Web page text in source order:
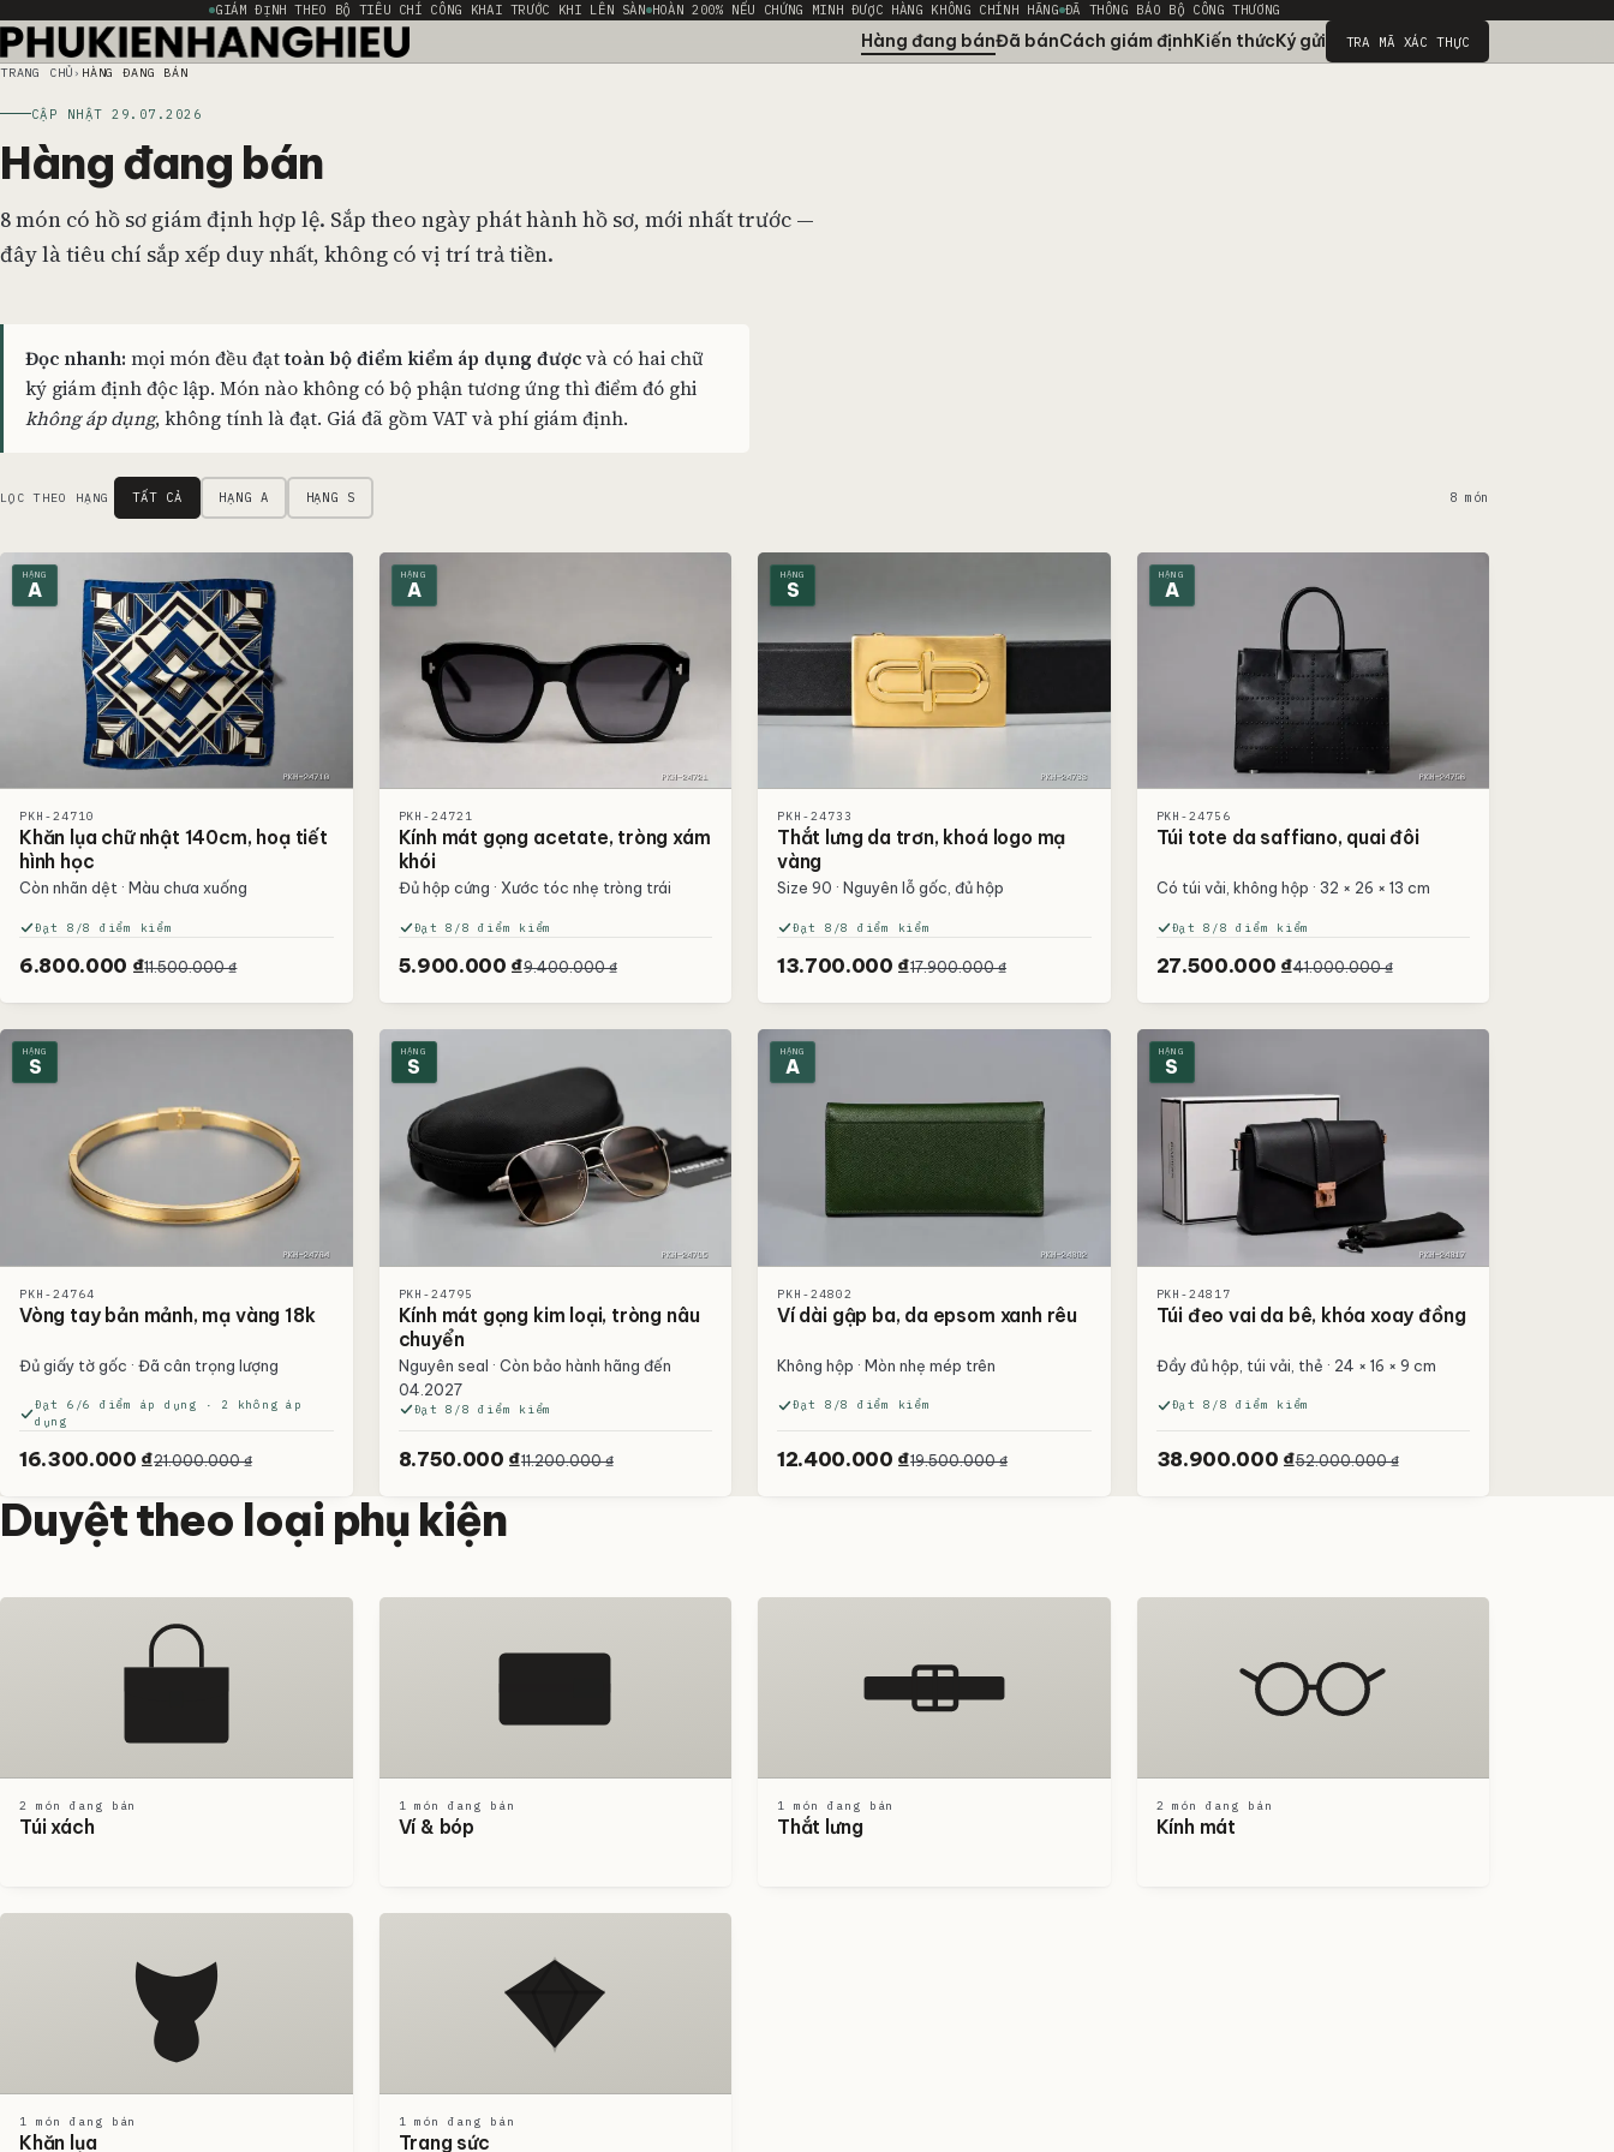
GIÁM ĐỊNH THEO BỘ TIÊU CHÍ CÔNG KHAI TRƯỚC KHI LÊN SÀN HOÀN 200% NẾU CHỨNG MINH ĐƯỢC HÀNG KHÔNG CHÍNH HÃNG ĐÃ THÔNG BÁO BỘ CÔNG THƯƠNG
Hàng đang bánĐã bánCách giám địnhKiến thứcKý gửi TRA MÃ XÁC THỰC
TRANG CHỦ HÀNG ĐANG BÁN
CẬP NHẬT 29.07.2026
Hàng đang bán
8 món có hồ sơ giám định hợp lệ. Sắp theo ngày phát hành hồ sơ, mới nhất trước —
đây là tiêu chí sắp xếp duy nhất, không có vị trí trả tiền.
Đọc nhanh: mọi món đều đạttoàn bộ điểm kiểm áp dụng đượcvà có hai chữ
ký giám định độc lập. Món nào không có bộ phận tương ứng thì điểm đó ghi
không áp dụng, không tính là đạt. Giá đã gồm VAT và phí giám định.
Danh sách sản phẩm
LỌC THEO HẠNG TẤT CẢ HẠNG A HẠNG S 8 món
HẠNG
A
PKH-24710
Khăn lụa chữ nhật 140cm, hoạ tiết
hình học
Còn nhãn dệt · Màu chưa xuống
Đạt 8/8 điểm kiểm
6.800.000 ₫11.500.000 ₫
HẠNG
A
PKH-24721
Kính mát gọng acetate, tròng xám
khói
Đủ hộp cứng · Xước tóc nhẹ tròng trái
Đạt 8/8 điểm kiểm
5.900.000 ₫9.400.000 ₫
HẠNG
S
PKH-24733
Thắt lưng da trơn, khoá logo mạ
vàng
Size 90 · Nguyên lỗ gốc, đủ hộp
Đạt 8/8 điểm kiểm
13.700.000 ₫17.900.000 ₫
HẠNG
A
PKH-24756
Túi tote da saffiano, quai đôi
Có túi vải, không hộp · 32 × 26 × 13 cm
Đạt 8/8 điểm kiểm
27.500.000 ₫41.000.000 ₫
HẠNG
S
PKH-24764
Vòng tay bản mảnh, mạ vàng 18k
Đủ giấy tờ gốc · Đã cân trọng lượng
Đạt 6/6 điểm áp dụng · 2 không áp
dụng
16.300.000 ₫21.000.000 ₫
HẠNG
S
PKH-24795
Kính mát gọng kim loại, tròng nâu
chuyển
Nguyên seal · Còn bảo hành hãng đến
04.2027
Đạt 8/8 điểm kiểm
8.750.000 ₫11.200.000 ₫
HẠNG
A
PKH-24802
Ví dài gập ba, da epsom xanh rêu
Không hộp · Mòn nhẹ mép trên
Đạt 8/8 điểm kiểm
12.400.000 ₫19.500.000 ₫
HẠNG
S
PKH-24817
Túi đeo vai da bê, khóa xoay đồng
Đầy đủ hộp, túi vải, thẻ · 24 × 16 × 9 cm
Đạt 8/8 điểm kiểm
38.900.000 ₫52.000.000 ₫
Duyệt theo loại phụ kiện
2 món đang bán
Túi xách
1 món đang bán
Ví & bóp
1 món đang bán
Thắt lưng
2 món đang bán
Kính mát
1 món đang bán
Khăn lụa
1 món đang bán
Trang sức